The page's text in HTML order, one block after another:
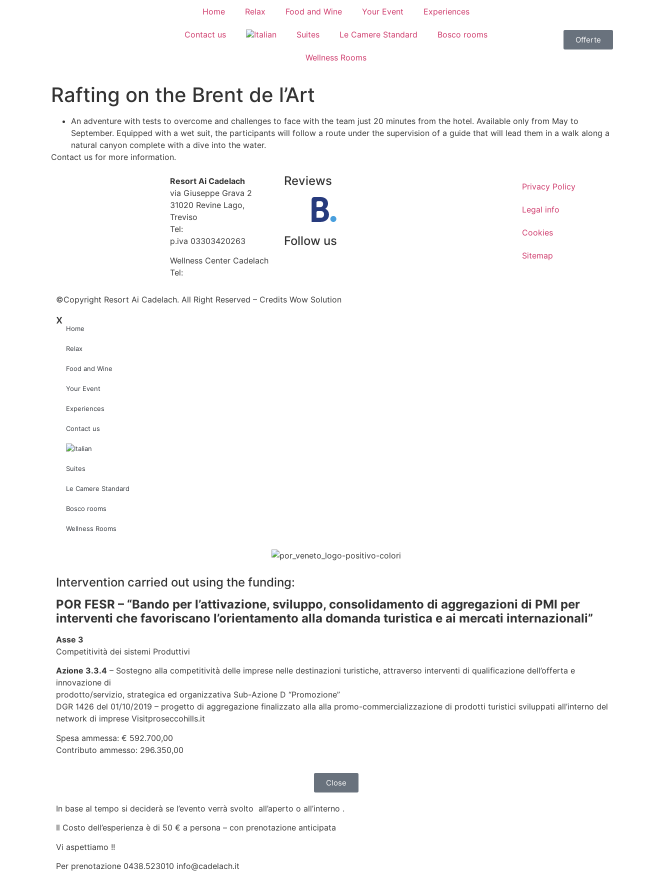
Home Relax Food and Wine Your Event Experiences
Contact us Suites Le Camere Standard Bosco rooms
Wellness Rooms
Offerte
Rafting on the Brent de l’Art
An adventure with tests to overcome and challenges to face with the team just 20 minutes from the hotel. Available only from May to
September. Equipped with a wet suit, the participants will follow a route under the supervision of a guide that will lead them in a walk along a
natural canyon complete with a dive into the water.
Contact us for more information.
Resort Ai Cadelach
via Giuseppe Grava 2
31020 Revine Lago,
Treviso
Tel:
p.iva 03303420263
Wellness Center Cadelach
Tel:
Reviews
Follow us
Privacy Policy
Legal info
Cookies
Sitemap
©Copyright Resort Ai Cadelach. All Right Reserved – Credits Wow Solution
x
Home
Relax
Food and Wine
Your Event
Experiences
Contact us
Suites
Le Camere Standard
Bosco rooms
Wellness Rooms
Intervention carried out using the funding:
POR FESR – “Bando per l’attivazione, sviluppo, consolidamento di aggregazioni di PMI per
interventi che favoriscano l’orientamento alla domanda turistica e ai mercati internazionali”
Asse 3
Competitività dei sistemi Produttivi
Azione 3.3.4 – Sostegno alla competitività delle imprese nelle destinazioni turistiche, attraverso interventi di qualificazione dell’offerta e
innovazione di
prodotto/servizio, strategica ed organizzativa Sub-Azione D “Promozione”
DGR 1426 del 01/10/2019 – progetto di aggregazione finalizzato alla alla promo-commercializzazione di prodotti turistici sviluppati all’interno del
network di imprese Visitproseccohills.it
Spesa ammessa: € 592.700,00
Contributo ammesso: 296.350,00
Close
In base al tempo si deciderà se l’evento verrà svolto all’aperto o all’interno .
Il Costo dell’esperienza è di 50 € a persona – con prenotazione anticipata
Vi aspettiamo !!
Per prenotazione 0438.523010 info@cadelach.it